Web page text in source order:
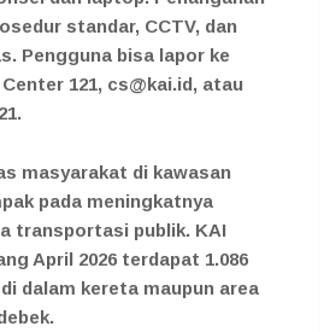
standar, CCTV, dan
Pengguna bisa lapor ke
121, cs@kai.id, atau
masyarakat di kawasan
pada meningkatnya
transportasi publik. KAI
April 2026 terdapat 1.086
dalam kereta maupun area